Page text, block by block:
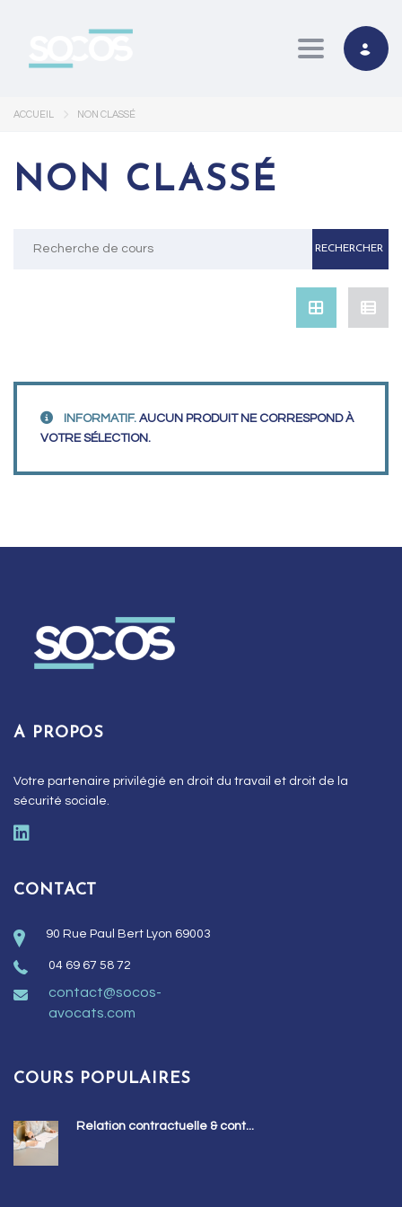
Toggle
ACCUEIL NON CLASSÉ
NON CLASSÉ
INFORMATIF. AUCUN PRODUIT NE CORRESPOND À
VOTRE SÉLECTION.
A PROPOS
Votre partenaire privilégié en droit du travail et droit de la
sécurité sociale.
CONTACT
90 Rue Paul Bert Lyon 69003
04 69 67 58 72
contact@socos-
avocats.com
COURS POPULAIRES
Relation contractuelle & cont...